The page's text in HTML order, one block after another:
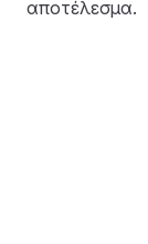
αποτέλεσμα.